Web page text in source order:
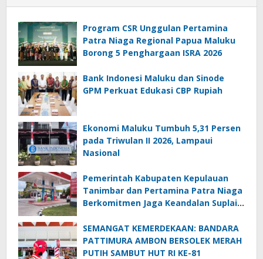
Program CSR Unggulan Pertamina
Patra Niaga Regional Papua Maluku
Borong 5 Penghargaan ISRA 2026
Bank Indonesi Maluku dan Sinode
GPM Perkuat Edukasi CBP Rupiah
Ekonomi Maluku Tumbuh 5,31 Persen
pada Triwulan II 2026, Lampaui
Nasional
Pemerintah Kabupaten Kepulauan
Tanimbar dan Pertamina Patra Niaga
Berkomitmen Jaga Keandalan Suplai
SEMANGAT KEMERDEKAAN: BANDARA
PATTIMURA AMBON BERSOLEK MERAH
PUTIH SAMBUT HUT RI KE-81